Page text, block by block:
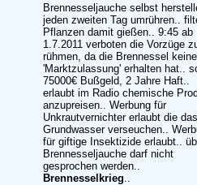
Brennesseljauche selbst
jeden zweiten Tag umrühren..
Pflanzen damit gießen.. 9:45 ab
1.7.2011 verboten die Vorzüge
rühmen, da die Brennessel keine
'Marktzulassung' erhalten hat..
75000€ Bußgeld, 2 Jahre Haft..
erlaubt im Radio chemische
anzupreisen.. Werbung für
Unkrautvernichter erlaubt die das
Grundwasser verseuchen..
für giftige Insektizide erlaubt..
Brennesseljauche darf nicht
gesprochen werden..
Brennesselkrieg